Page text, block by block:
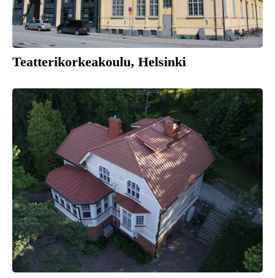
Teatterikorkeakoulu, Helsinki